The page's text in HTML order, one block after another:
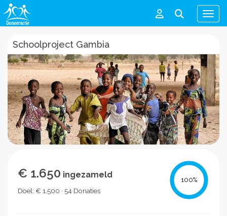
Menu
Schoolproject Gambia
€ 1.650 ingezameld
Doel: € 1.500 · 54 Donaties
100%